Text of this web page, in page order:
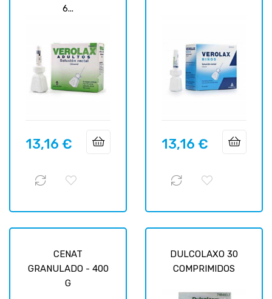
6...
Prix
13,16 € Prix
13,16 €
CENAT
GRANULADO - 400
G
DULCOLAXO 30
COMPRIMIDOS